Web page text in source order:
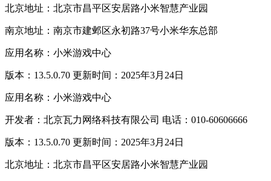
北京地址：北京市昌平区安居路小米智慧产业园
南京地址：南京市建邺区永初路37号小米华东总部
应用名称：小米游戏中心
版本：13.5.0.70 更新时间：2025年3月24日
应用名称：小米游戏中心
开发者：北京瓦力网络科技有限公司 电话：010-60606666
版本：13.5.0.70 更新时间：2025年3月24日
北京地址：北京市昌平区安居路小米智慧产业园